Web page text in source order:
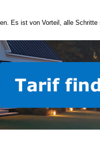
Es ist von Vorteil, alle Schritte